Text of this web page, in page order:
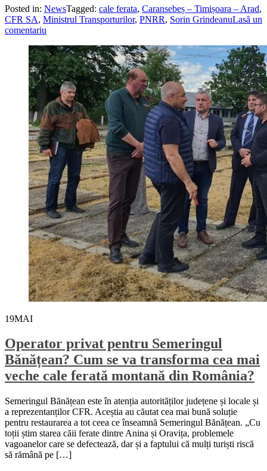
Posted in: NewsTagged: cale ferata, Caransebeș – Timișoara – Arad,
CFR SA, Ministrul Transporturilor, PNRR, Sorin GrindeanuLasă un
comentariu
19MAI
Operator privat pentru Semeringul
Bănățean? Cum se va transforma cea mai
veche cale ferată montană din România?
Semeringul Bănățean este în atenția autorităților județene și locale și
a reprezentanților CFR. Aceștia au căutat cea mai bună soluție
pentru restaurarea a tot ceea ce înseamnă Semeringul Bănățean. „Cu
toții știm starea căii ferate dintre Anina și Oravița, problemele
vagoanelor care se defectează, dar și a faptului că mulți turiști riscă
să rămână pe […]